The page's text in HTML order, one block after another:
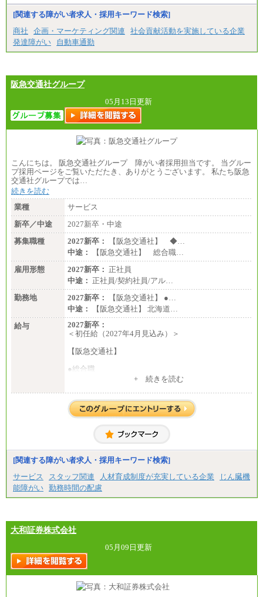
[関連する障がい者求人・採用キーワード検索]
商社
企画・マーケティング関連
社会貢献活動を実施している企業
発達障がい
自動車通勤
阪急交通社グループ
05月13日更新
こんにちは。 阪急交通社グループ 障がい者採用担当です。 当グルー
プ採用ページをご覧いただたき、ありがとうございます。 私たち阪急
交通社グループでは…
続きを読む
業種
サービス
新卒／中途
2027新卒・中途
募集職種
2027新卒：
【阪急交通社】 ◆…
中途：
【阪急交通社】 総合職…
雇用形態
2027新卒： 正社員
中途： 正社員/契約社員/アル…
勤務地
2027新卒：
【阪急交通社】 ●…
中途：
【阪急交通社】 北海道…
給与
2027新卒：
＜初任給（2027年4月見込み）＞
【阪急交通社】
●総合職
(※3)、239,000円(※4)、237,000円（※5）
・専門・短大卒
(※3)、218,500円(※4)、216,500円（※5）
※1…東京都、埼玉県、千葉県、神奈川県
※2…大阪府、京都府、兵庫県、滋賀県
※3…愛知県、静岡県
※4…北海道、宮城県、栃木県、群馬県、長野県、新
潟県、富山県、石川県、岡山県、広島県、山口県、
香川県、福岡県
県、福島県、山形県
・月給には一律地域手当を含んだ金額を表示
（一律地域手当：※1…36,000円、※2…33,000円、
※3…28,000円、※4…25,000円、※5…23,000円）
・試用期間中も給与変更なし
●基幹職（地域限定社員）
・大学・院卒／月給185,000 円～219,000 円 ※勤務地
+ 続きを読む
[関連する障がい者求人・採用キーワード検索]
サービス
スタッフ関連 人材育成制度が充実している企業
じん臓機
能障がい 勤務時間の配慮
大和証券株式会社
05月09日更新